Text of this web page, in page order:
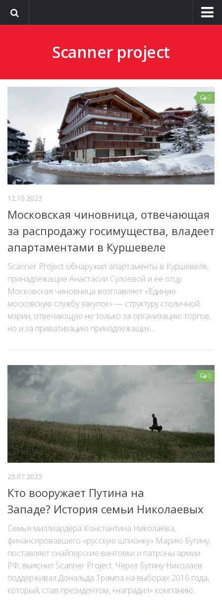
Scanner project
0
12.10.2023
Московская чиновница, отвечающая
за распродажу госимущества, владеет
апартаментами в Куршевеле
Scanner Project обнаружил апартаменты в Куршевеле,
принадлежащие Анастасии Сулоевой и ее отцу.
Московская чиновница возглавляет «Единую
московскую службу закупок» — структуру столичной
мэрии, отвечающую не только за организацию торгов,
но и за приватизацию принадлежащих...
0
25.07.2023
Кто вооружает Путина на
Западе? История семьи Николаевых
Семья миллиардера Константина Николаева,
финансировавшего «русскую шпионку» Марию Бутину,
поставляет снайперские винтовки и патроны армии
РФ, выяснил Scanner Project. Через Бутину Николаев
поддерживал Дональда Трампа на выборах 2016 года,
который, став президентом, «наградил» компанию...